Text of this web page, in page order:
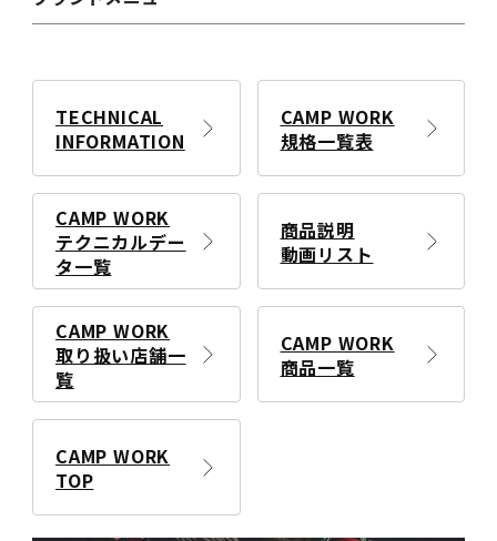
TECHNICAL
INFORMATION
CAMP WORK
規格一覧表
CAMP WORK
テクニカルデー
タ一覧
商品説明
動画リスト
CAMP WORK
取り扱い店舗一
覧
CAMP WORK
商品一覧
CAMP WORK
TOP